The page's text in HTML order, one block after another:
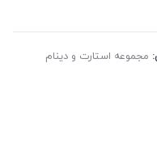
مجموعه استارت و دینام